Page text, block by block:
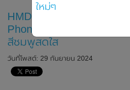
HMD เปิดตัวสมาร์ทโฟนฝา
Phone อย่างเป็นทางการแ
สีชมพูสดใส
วันที่โพสต์: 29 กันยายน 2024
ใหม่ๆ